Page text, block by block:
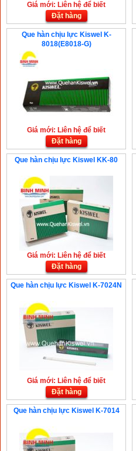
Giá mới: Liên hệ để biết
Đặt hàng
Que hàn chịu lực Kiswel K-
8018(E8018-G)
Giá mới: Liên hệ để biết
Đặt hàng
Que hàn chịu lực Kiswel KK-80
Giá mới: Liên hệ để biết
Đặt hàng
Que hàn chịu lực Kiswel K-7024N
Giá mới: Liên hệ để biết
Đặt hàng
Que hàn chịu lực Kiswel K-7014